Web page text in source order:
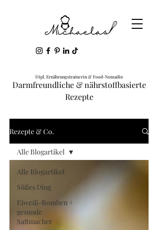
Dipl. Ernährungstrainerin & Food-Nomadin
Darmfreundliche & nährstoffbasierte
Rezepte
Rezepte & Co.
Alle Blogartikel
Süßes Ding
Eiweiß-Bomben +
gesunde
Sattmacher
Alle Blogartikel